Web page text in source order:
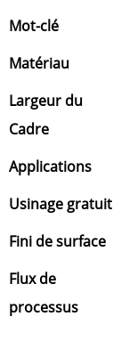
Mot-clé
Matériau
Largeur du
Cadre
Applications
Usinage gratuit
Fini de surface
Flux de
processus